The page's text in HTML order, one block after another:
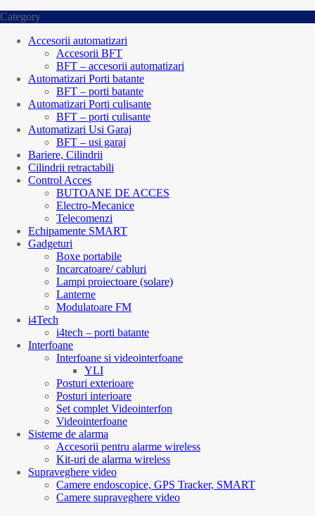
Category
Accesorii automatizari
Accesorii BFT
BFT – accesorii automatizari
Automatizari Porti batante
BFT – porti batante
Automatizari Porti culisante
BFT – porti culisante
Automatizari Usi Garaj
BFT – usi garaj
Bariere, Cilindrii
Cilindrii retractabili
Control Acces
BUTOANE DE ACCES
Electro-Mecanice
Telecomenzi
Echipamente SMART
Gadgeturi
Boxe portabile
Incarcatoare/ cabluri
Lampi proiectoare (solare)
Lanterne
Modulatoare FM
i4Tech
i4tech – porti batante
Interfoane
Interfoane si videointerfoane
YLI
Posturi exterioare
Posturi interioare
Set complet Videointerfon
Videointerfoane
Sisteme de alarma
Accesorii pentru alarme wireless
Kit-uri de alarma wireless
Supraveghere video
Camere endoscopice, GPS Tracker, SMART
Camere supraveghere video